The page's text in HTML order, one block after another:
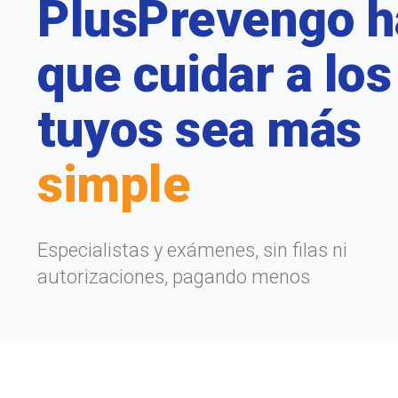
PlusPrevengo
que cuidar a los
tuyos sea más
simple
Especialistas y exámenes, sin filas ni
autorizaciones, pagando menos